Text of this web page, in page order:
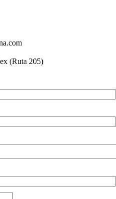
(Ruta 205)